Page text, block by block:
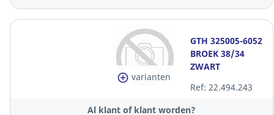
varianten
GTH 325005-6052
BROEK 38/34
ZWART
Ref: 22.494.243
Al klant of klant worden?